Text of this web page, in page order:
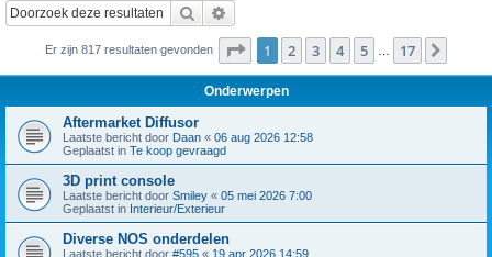
Zoek
Er zijn 817 resultaten gevonden Pagina van 17
1 2 3 4 5 17
Onderwerpen
Aftermarket Diffusor
Laatste bericht door Daan « 06 aug 2026 12:58
Geplaatst in Te koop gevraagd
3D print console
Laatste bericht door Smiley « 05 mei 2026 7:00
Geplaatst in Interieur/Exterieur
Diverse NOS onderdelen
Laatste bericht door #595 « 19 apr 2026 14:59